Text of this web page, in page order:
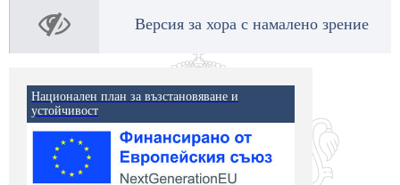
Версия за хора с намалено зрение
Национален план за възстановяване и
устойчивост